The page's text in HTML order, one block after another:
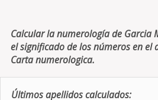
Calcular la numerología de Garcia
el significado de los números en el
Carta numerologica.
Últimos apellidos calculados: